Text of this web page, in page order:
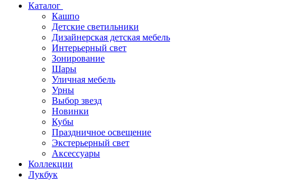
Каталог
Кашпо
Детские светильники
Дизайнерская детская мебель
Интерьерный свет
Зонирование
Шары
Уличная мебель
Урны
Выбор звезд
Новинки
Кубы
Праздничное освещение
Экстерьерный свет
Аксессуары
Коллекции
Лукбук